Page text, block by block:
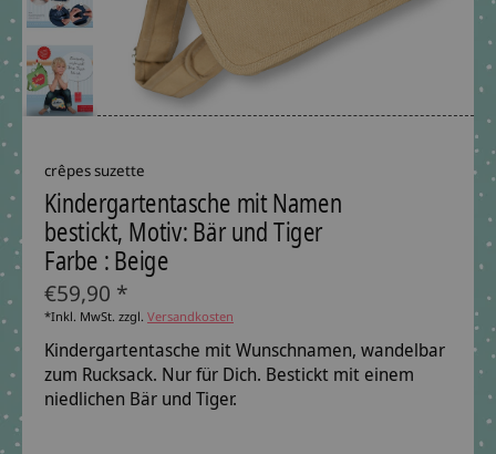
crêpes suzette
Kindergartentasche mit Namen
bestickt, Motiv: Bär und Tiger
Farbe : Beige
€59,90 *
*Inkl. MwSt. zzgl. Versandkosten
Kindergartentasche mit Wunschnamen, wandelbar
zum Rucksack. Nur für Dich. Bestickt mit einem
niedlichen Bär und Tiger.